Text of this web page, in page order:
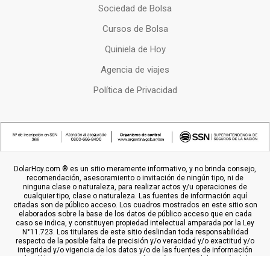
Sociedad de Bolsa
Cursos de Bolsa
Quiniela de Hoy
Agencia de viajes
Política de Privacidad
DolarHoy.com ® es un sitio meramente informativo, y no brinda consejo,
recomendación, asesoramiento o invitación de ningún tipo, ni de
ninguna clase o naturaleza, para realizar actos y/u operaciones de
cualquier tipo, clase o naturaleza. Las fuentes de información aquí
citadas son de público acceso. Los cuadros mostrados en este sitio son
elaborados sobre la base de los datos de público acceso que en cada
caso se indica, y constituyen propiedad intelectual amparada por la Ley
N°11.723. Los titulares de este sitio deslindan toda responsabilidad
respecto de la posible falta de precisión y/o veracidad y/o exactitud y/o
integridad y/o vigencia de los datos y/o de las fuentes de información